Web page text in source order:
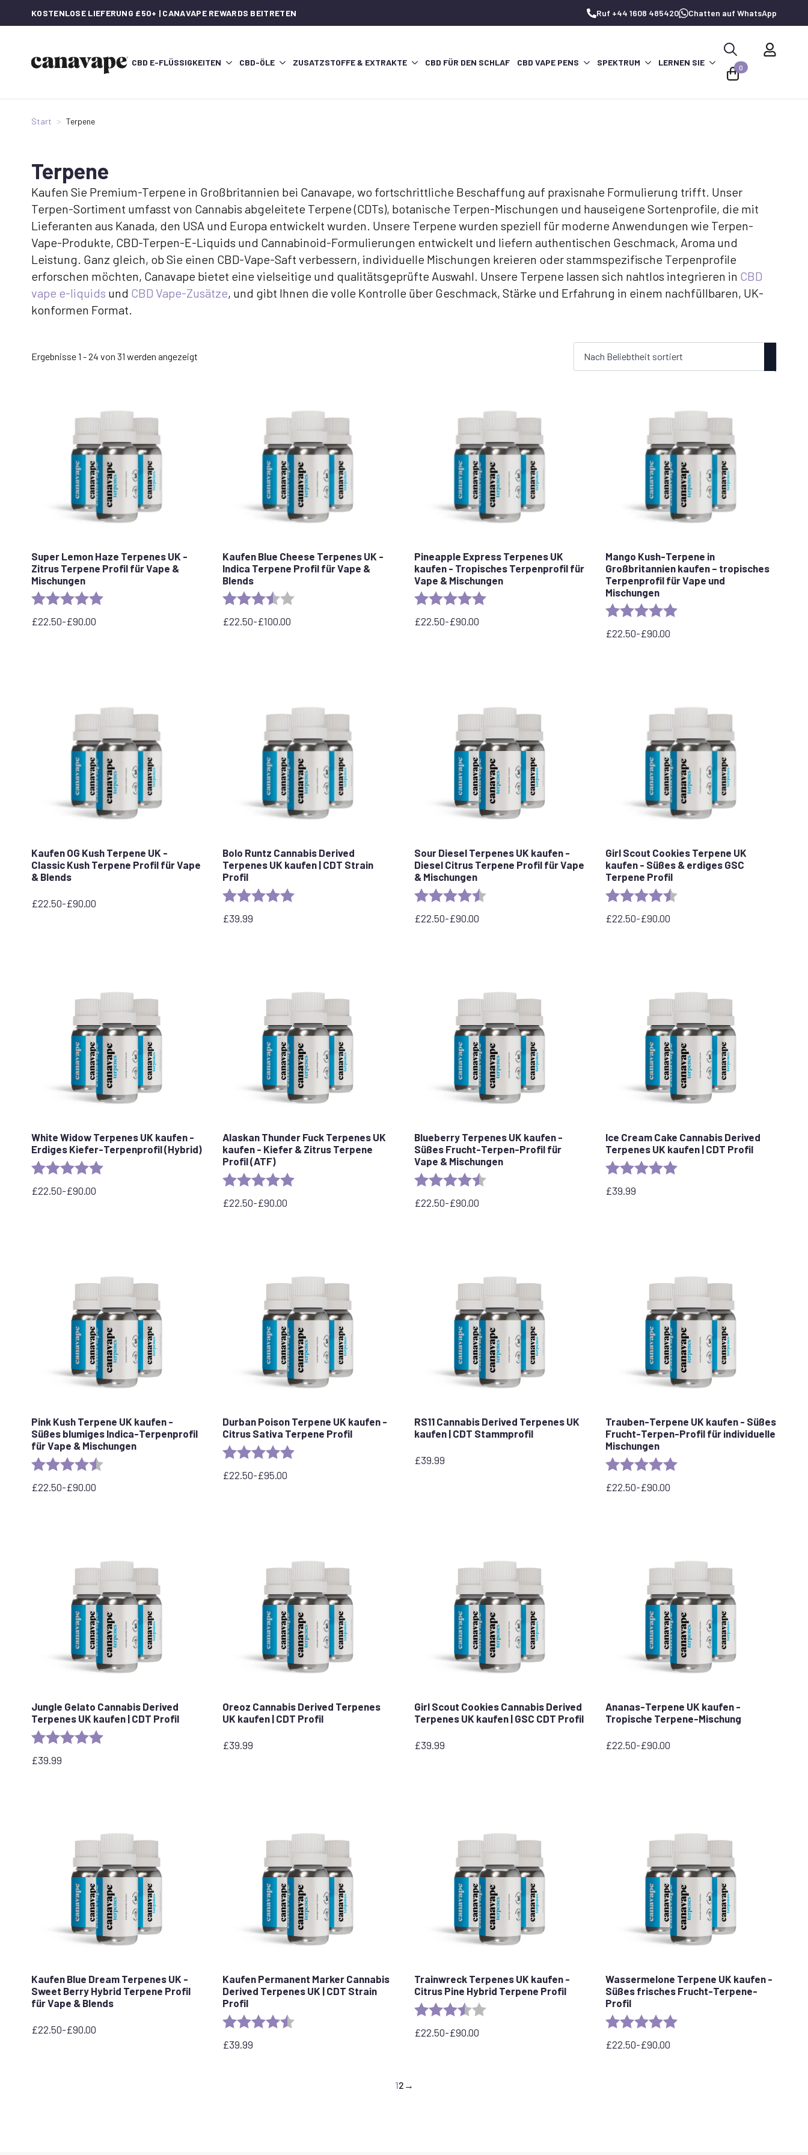
KOSTENLOSE LIEFERUNG £50+ | CANAVAPE REWARDS BEITRETEN Ruf +44 1608 485420 Chatten auf WhatsApp
CBD E-FLÜSSIGKEITEN CBD-ÖLE ZUSATZSTOFFE & EXTRAKTE CBD FÜR DEN SCHLAF CBD VAPE PENS SPEKTRUM LERNEN SIE
Suche
nach:
0
Start Terpene
Terpene
Kaufen Sie Premium-Terpene in Großbritannien bei Canavape, wo fortschrittliche Beschaffung auf praxisnahe Formulierung trifft. Unser
Terpen-Sortiment umfasst von Cannabis abgeleitete Terpene (CDTs), botanische Terpen-Mischungen und hauseigene Sortenprofile, die mit
Lieferanten aus Kanada, den USA und Europa entwickelt wurden. Unsere Terpene wurden speziell für moderne Anwendungen wie Terpen-
Vape-Produkte, CBD-Terpen-E-Liquids und Cannabinoid-Formulierungen entwickelt und liefern authentischen Geschmack, Aroma und
Leistung. Ganz gleich, ob Sie einen CBD-Vape-Saft verbessern, individuelle Mischungen kreieren oder stammspezifische Terpenprofile
erforschen möchten, Canavape bietet eine vielseitige und qualitätsgeprüfte Auswahl. Unsere Terpene lassen sich nahtlos integrieren in CBD
vape e-liquids und CBD Vape-Zusätze, und gibt Ihnen die volle Kontrolle über Geschmack, Stärke und Erfahrung in einem nachfüllbaren, UK-
konformen Format.
Ergebnisse 1 - 24 von 31 werden angezeigt
Super Lemon Haze Terpenes UK -
Zitrus Terpene Profil für Vape &
Mischungen
Rating:
£22.50-£90.00
Preisspanne:
Kaufen Blue Cheese Terpenes UK -
Indica Terpene Profil für Vape &
Blends
Rating:
£22.50-£100.00
Preisspanne:
Pineapple Express Terpenes UK
kaufen - Tropisches Terpenprofil für
Vape & Mischungen
Rating: 5.0 out of 5 stars
£22.50-£90.00
Preisspanne:
Mango Kush-Terpene in
Großbritannien kaufen – tropisches
Terpenprofil für Vape und
Mischungen
Rating:
£22.50-£90.00
Preisspanne:
Kaufen OG Kush Terpene UK -
Classic Kush Terpene Profil für Vape
& Blends
£22.50-£90.00
Preisspanne:
Bolo Runtz Cannabis Derived
Terpenes UK kaufen | CDT Strain
Profil
Rating:
£39.99
Sour Diesel Terpenes UK kaufen -
Diesel Citrus Terpene Profil für Vape
& Mischungen
Rating: 4.7 out of 5 stars
£22.50-£90.00
Preisspanne:
Girl Scout Cookies Terpene UK
kaufen - Süßes & erdiges GSC
Terpene Profil
Rating:
£22.50-£90.00
Preisspanne:
White Widow Terpenes UK kaufen -
Erdiges Kiefer-Terpenprofil (Hybrid)
Rating:
£22.50-£90.00
Preisspanne:
Alaskan Thunder Fuck Terpenes UK
kaufen - Kiefer & Zitrus Terpene
Profil (ATF)
Rating:
£22.50-£90.00
Preisspanne:
Blueberry Terpenes UK kaufen -
Süßes Frucht-Terpen-Profil für
Vape & Mischungen
Rating: 4.3 out of 5 stars
£22.50-£90.00
Preisspanne:
Ice Cream Cake Cannabis Derived
Terpenes UK kaufen | CDT Profil
Rating:
£39.99
Pink Kush Terpene UK kaufen -
Süßes blumiges Indica-Terpenprofil
für Vape & Mischungen
Rating:
£22.50-£90.00
Preisspanne:
Durban Poison Terpene UK kaufen -
Citrus Sativa Terpene Profil
Rating:
£22.50-£95.00
Preisspanne:
RS11 Cannabis Derived Terpenes UK
kaufen | CDT Stammprofil
£39.99
Trauben-Terpene UK kaufen - Süßes
Frucht-Terpen-Profil für individuelle
Mischungen
Rating:
£22.50-£90.00
Preisspanne:
Jungle Gelato Cannabis Derived
Terpenes UK kaufen | CDT Profil
Rating:
£39.99
Oreoz Cannabis Derived Terpenes
UK kaufen | CDT Profil
£39.99
Girl Scout Cookies Cannabis Derived
Terpenes UK kaufen | GSC CDT Profil
£39.99
Ananas-Terpene UK kaufen -
Tropische Terpene-Mischung
£22.50-£90.00
Preisspanne:
Kaufen Blue Dream Terpenes UK -
Sweet Berry Hybrid Terpene Profil
für Vape & Blends
£22.50-£90.00
Preisspanne:
Kaufen Permanent Marker Cannabis
Derived Terpenes UK | CDT Strain
Profil
Rating:
£39.99
Trainwreck Terpenes UK kaufen -
Citrus Pine Hybrid Terpene Profil
Rating: 3.7 out of 5 stars
£22.50-£90.00
Preisspanne:
Wassermelone Terpene UK kaufen -
Süßes frisches Frucht-Terpene-
Profil
Rating:
£22.50-£90.00
Preisspanne:
12 →